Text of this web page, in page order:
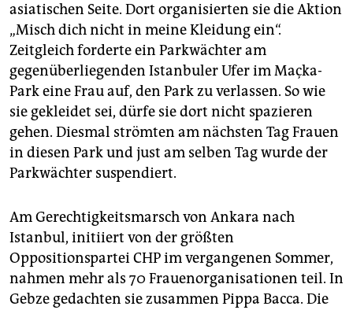
asiatischen Seite. Dort organisierten sie die Aktion
„Misch dich nicht in meine Kleidung ein“.
Zeitgleich forderte ein Parkwächter am
gegenüberliegenden Istanbuler Ufer im Maçka-
Park eine Frau auf, den Park zu verlassen. So wie
sie gekleidet sei, dürfe sie dort nicht spazieren
gehen. Diesmal strömten am nächsten Tag Frauen
in diesen Park und just am selben Tag wurde der
Parkwächter suspendiert.
Am Gerechtigkeitsmarsch von Ankara nach
Istanbul, initiiert von der größten
Oppositionspartei CHP im vergangenen Sommer,
nahmen mehr als 70 Frauenorganisationen teil. In
Gebze gedachten sie zusammen Pippa Bacca. Die